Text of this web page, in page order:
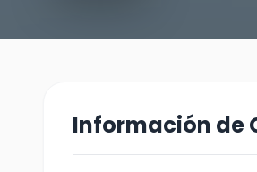
Información de